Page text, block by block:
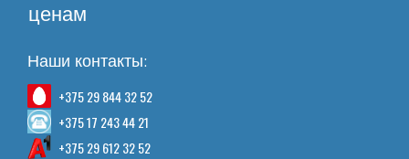
ценам
Наши контакты:
+375 29 844 32 52
+375 17 243 44 21
+375 29 612 32 52